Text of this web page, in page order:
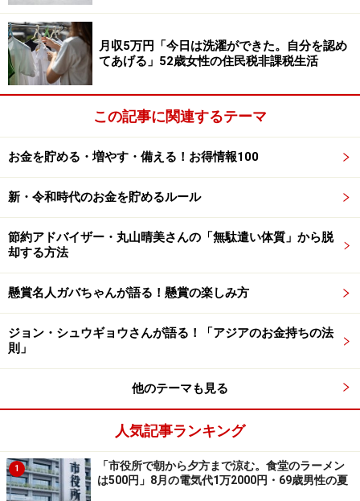
えたが、ここ何年かは物価高なのに給与やボーナスが上
がらないので、ジリ貧の状態。娯楽費はゼロにすると家
族の楽しみも減ってしまうし、節約のモチベーションも
下がって悪循環になるので、お金のかからない遊びで工
夫しているが、限界を感じる」と話しています。
最後に、今の収入のままでは「不安が大きい。生活費が
底をつき、緊急用に取り分けている貯金を崩しているた
めボーナスで賄う予定だが、それでも足りなかったら子
どものための費用を貯めるのを諦めなければいけなくな
※夏ボーナスに関するエピソードを
フト券をもれなくプレゼント
ーーーーーーーーーーーーーーーー
※本文カッコ内の回答者コメントは原文に準拠していま
す
※エピソードは投稿者の当時のものです。現在とはサー
※投稿エピソードのため、内容の正確性を保証するもの
ではございません
月収5万円「今日は洗濯ができた。自分を認め
てあげる」52歳女性の住民税非課税生活
この記事に関連するテーマ
お金を貯める・増やす・備える！お得情報100
新・令和時代のお金を貯めるルール
節約アドバイザー・丸山晴美さんの「無駄遣い体質」から脱
却する方法
懸賞名人ガバちゃんが語る！懸賞の楽しみ方
ジョン・シュウギョウさんが語る！「アジアのお金持ちの法
則」
他のテーマも見る
人気記事ランキング
1
「市役所で朝から夕方まで涼む。食堂のラーメン
は500円」8月の電気代1万2000円・69歳男性の夏